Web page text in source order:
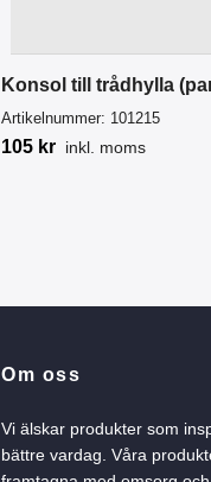
Konsol till trådhylla
Artikelnummer: 101215
105 kr inkl. moms
Om oss
Vi älskar produkter som
bättre vardag. Våra